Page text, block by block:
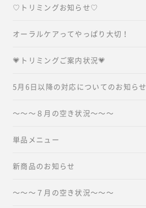
♡トリミングお知らせ♡
オーラルケアってやっぱり大切！
💗トリミングご案内状況💗
5月6日以降の対応についてのお知らせ
～～～８月の空き状況～～～
単品メニュー
新商品のお知らせ
～～～７月の空き状況～～～